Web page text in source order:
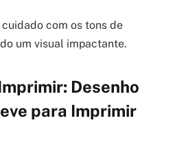
com os tons de
um visual impactante.
Desenho
para Imprimir